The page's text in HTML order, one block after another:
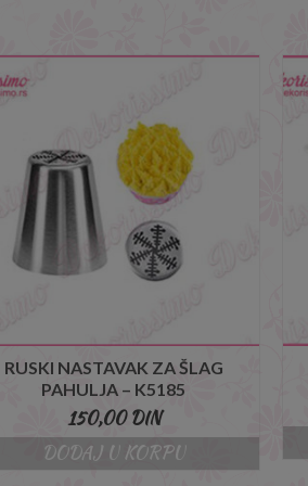
RUSKI NASTAVAK ZA ŠLAG
PAHULJA – K5185
150,00DIN
DODAJ U KORPU